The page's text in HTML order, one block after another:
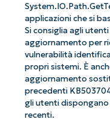
applicazioni che si
Si consiglia agli
aggiornamento per
vulnerabilità
propri sistemi. È
aggiornamento
precedenti
gli utenti dispongano
recenti.